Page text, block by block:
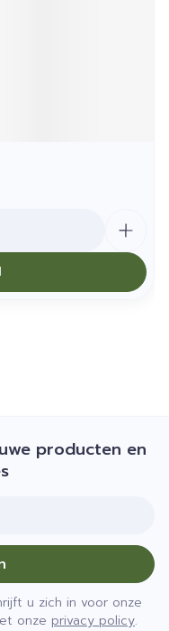
producten en
u zich in voor onze
onze privacy policy.